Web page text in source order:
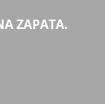
ZAPATA.